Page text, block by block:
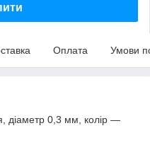
Оплата Умови
діаметр 0,3 мм, колір —